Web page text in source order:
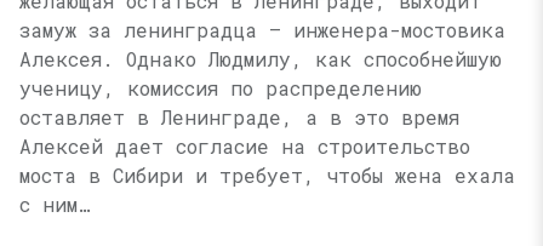
замуж за ленинградца — инженера-мостовика
Алексея. Однако Людмилу, как способнейшую
ученицу, комиссия по распределению
оставляет в Ленинграде, а в это время
Алексей дает согласие на строительство
моста в Сибири и требует, чтобы жена ехала
с ним…